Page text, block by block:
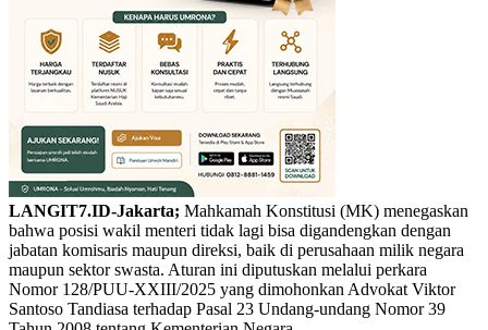
LANGIT7.ID-Jakarta; Mahkamah Konstitusi (MK) menegaskan
bahwa posisi wakil menteri tidak lagi bisa digandengkan dengan
jabatan komisaris maupun direksi, baik di perusahaan milik negara
maupun sektor swasta. Aturan ini diputuskan melalui perkara
Nomor 128/PUU-XXIII/2025 yang dimohonkan Advokat Viktor
Santoso Tandiasa terhadap Pasal 23 Undang-undang Nomor 39